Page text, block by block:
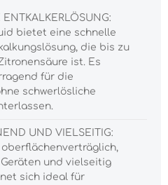
bietet eine schnelle
die bis zu
ist. Es
für die
schwerlösliche
UND VIELSEITIG:
und vielseitig
sich ideal für